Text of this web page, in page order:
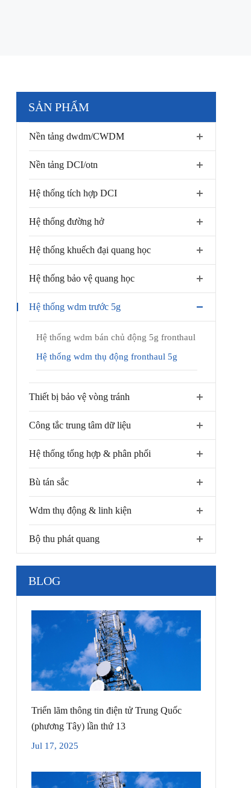
SẢN PHẨM
Nền tảng dwdm/CWDM
Nền tảng DCI/otn
Hệ thống tích hợp DCI
Hệ thống đường hở
Hệ thống khuếch đại quang học
Hệ thống bảo vệ quang học
Hệ thống wdm trước 5g
Hệ thống wdm bán chủ động 5g fronthaul
Hệ thống wdm thụ động fronthaul 5g
Thiết bị bảo vệ vòng tránh
Công tắc trung tâm dữ liệu
Hệ thống tổng hợp & phân phối
Bù tán sắc
Wdm thụ động & linh kiện
Bộ thu phát quang
BLOG
Triển lãm thông tin điện tử Trung Quốc
(phương Tây) lần thứ 13
Jul 17, 2025